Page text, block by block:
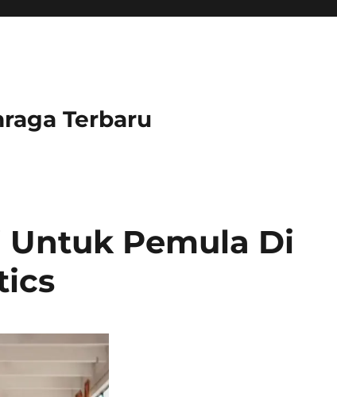
Terbaru
Pemula Di